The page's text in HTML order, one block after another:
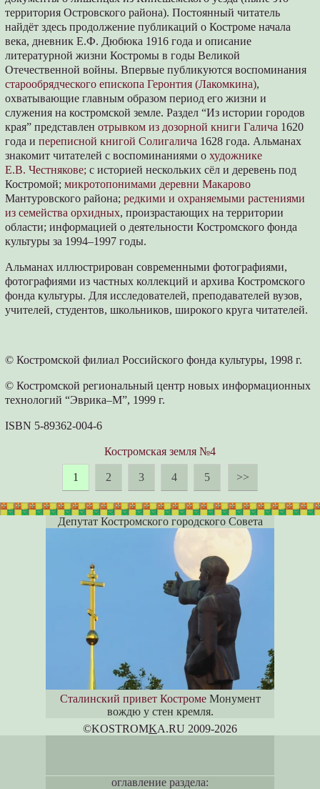
территория Островского района). Постоянный читатель
найдёт здесь продолжение публикаций о Костроме начала
века, дневник Е.Ф. Дюбюка 1916 года и описание
литературной жизни Костромы в годы Великой
Отечественной войны. Впервые публикуются воспоминания
старообрядческого епископа Геронтия (Лакомкина),
охватывающие главным образом период его жизни и
служения на костромской земле. Раздел “Из истории городов
края” представленотрывком из дозорной книги Галича 1620
года ипереписной книгой Солигалича 1628 года. Альманах
знакомит читателей с воспоминаниями охудожнике
Е.В. Честнякове; с историей нескольких сёл и деревень под
Костромой;микротопонимами деревни Макарово
Мантуровского района;редкими и охраняемыми растениями
из семейства орхидных, произрастающих на территории
области; информацией о деятельности Костромского фонда
культуры за 1994–1997 годы.
Альманах иллюстрирован современными фотографиями,
фотографиями из частных коллекций и архива Костромского
фонда культуры. Для исследователей, преподавателей вузов,
учителей, студентов, школьников, широкого круга читателей.
© Костромской филиал Российского фонда культуры, 1998 г.
© Костромской региональный центр новых информационных
технологий “Эврика–М”, 1999 г.
ISBN 5-89362-004-6
Костромская земля №4
1 2 3 4 5 >>
Депутат Костромского городского Совета
Сталинский привет КостромеМонумент
вождю у стен кремля.
©KOSTROMKA.RU 2009-2026
оглавление раздела: